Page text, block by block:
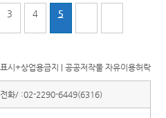
3 4 5
전화/ :02-2290-6449(6316)